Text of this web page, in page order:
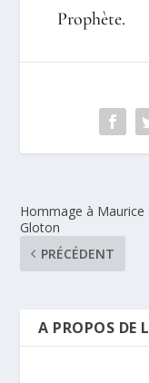
Prophète.
Hommage à Maurice
Gloton
PRÉCÉDENT
A PROPOS DE